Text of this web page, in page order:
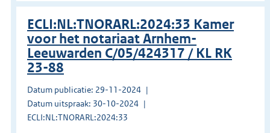
ECLI:NL:TNORARL:2024:33 Kamer
voor het notariaat Arnhem-
Leeuwarden C/05/424317 / KL RK
23-88
Datum publicatie: 29-11-2024
Datum uitspraak: 30-10-2024
ECLI:NL:TNORARL:2024:33